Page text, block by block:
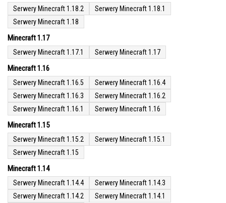
Serwery Minecraft 1.18.2
Serwery Minecraft 1.18.1
Serwery Minecraft 1.18
Minecraft 1.17
Serwery Minecraft 1.17.1 Serwery Minecraft 1.17
Minecraft 1.16
Serwery Minecraft 1.16.5
Serwery Minecraft 1.16.4
Serwery Minecraft 1.16.3
Serwery Minecraft 1.16.2
Serwery Minecraft 1.16.1
Serwery Minecraft 1.16
Minecraft 1.15
Serwery Minecraft 1.15.2
Serwery Minecraft 1.15.1
Serwery Minecraft 1.15
Minecraft 1.14
Serwery Minecraft 1.14.4
Serwery Minecraft 1.14.3
Serwery Minecraft 1.14.2
Serwery Minecraft 1.14.1